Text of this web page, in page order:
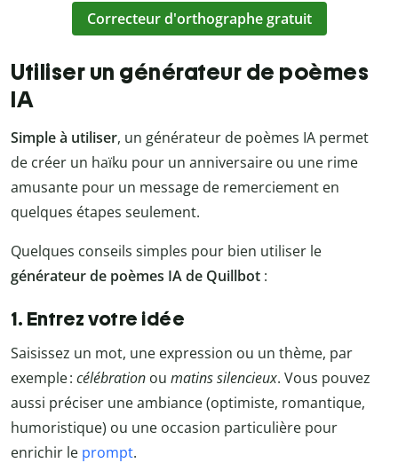
Correcteur d'orthographe gratuit
Utiliser un générateur de poèmes
IA
Simple à utiliser, un générateur de poèmes IA permet
de créer un haïku pour un anniversaire ou une rime
amusante pour un message de remerciement en
quelques étapes seulement.
Quelques conseils simples pour bien utiliser le
générateur de poèmes IA de Quillbot :
1. Entrez votre idée
Saisissez un mot, une expression ou un thème, par
exemple : célébration ou matins silencieux. Vous pouvez
aussi préciser une ambiance (optimiste, romantique,
humoristique) ou une occasion particulière pour
enrichir le prompt.